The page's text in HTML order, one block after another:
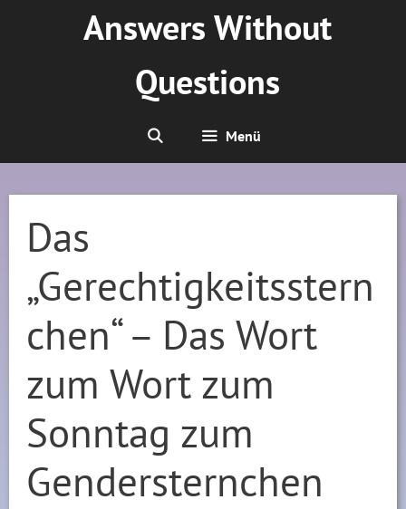
Answers Without
Questions
Menü
Das
„Gerechtigkeitsstern
chen“ – Das Wort
zum Wort zum
Sonntag zum
Gendersternchen